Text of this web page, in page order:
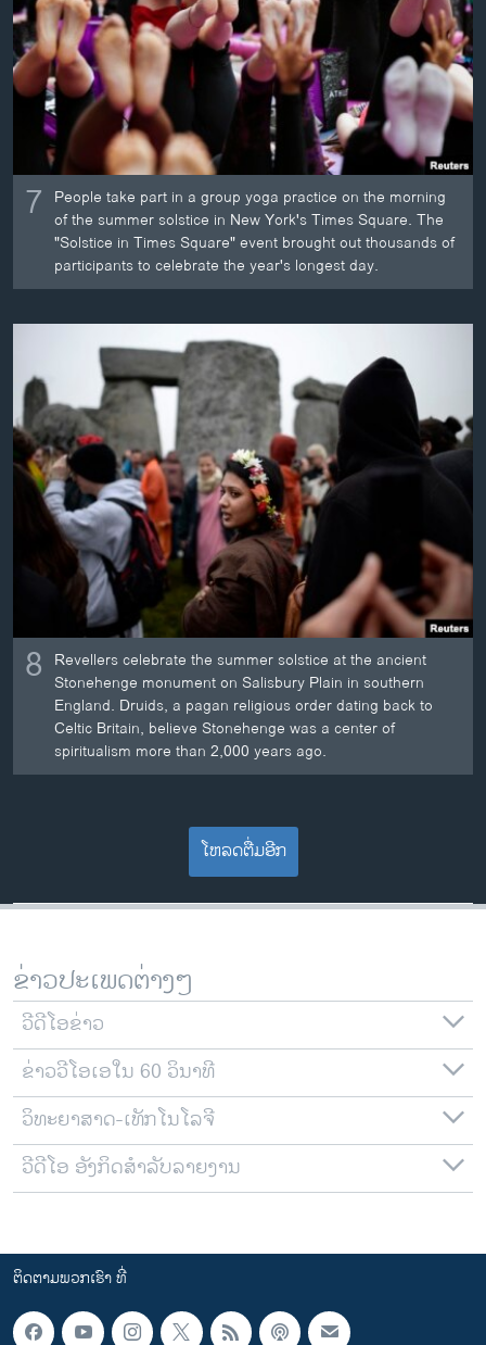
7 People take part in a group yoga practice on the morning
of the summer solstice in New York's Times Square. The
"Solstice in Times Square" event brought out thousands of
participants to celebrate the year's longest day.
8 Revellers celebrate the summer solstice at the ancient
Stonehenge monument on Salisbury Plain in southern
England. Druids, a pagan religious order dating back to
Celtic Britain, believe Stonehenge was a center of
spiritualism more than 2,000 years ago.
ໂຫລດຕື່ມອີກ
ຂ່າວປະເພດຕ່າງໆ
ວີດີໂອຂ່າວ
ຂ່າວວີໂອເອໃນ 60 ວິນາທີ
ວິທະຍາສາດ-ເທັກໂນໂລຈີ
ວີດີໂອ ອັງກິດສຳລັບລາຍງານ
ຕິດຕາມພວກເຮົາ ທີ່